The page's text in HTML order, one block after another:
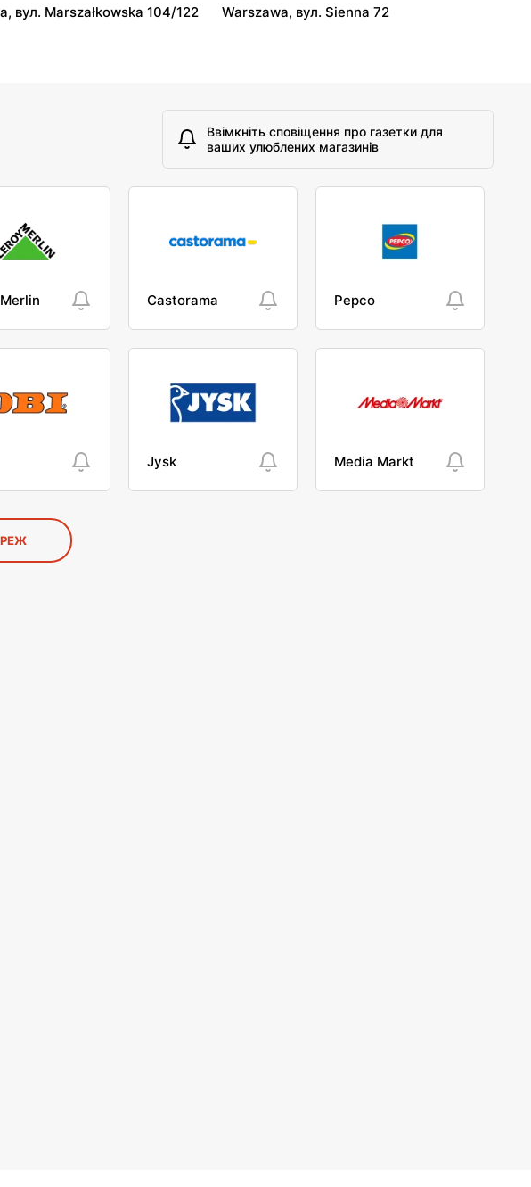
вул. Marszałkowska 104/122 Warszawa, вул. Sienna 72
Ввімкніть сповіщення про газетки для
ваших улюблених магазинів
Castorama Pepco
Jysk Media Markt